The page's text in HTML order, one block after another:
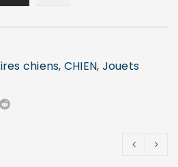
chiens, CHIEN, Jouets